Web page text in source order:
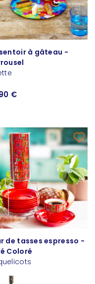
à gâteau -
€
de tasses espresso -
Coloré